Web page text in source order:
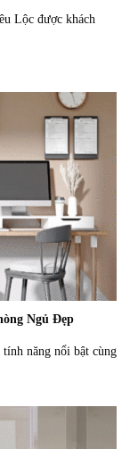
Lộc được khách
Ngủ Đẹp
năng nổi bật cùng